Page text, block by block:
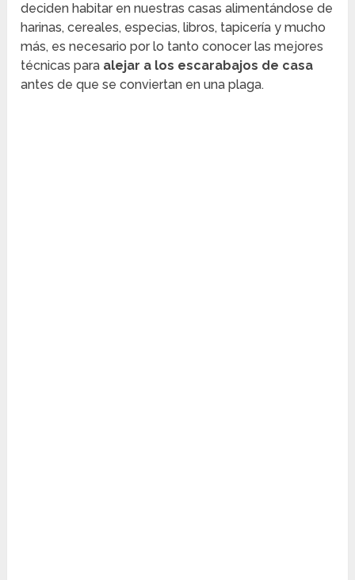
deciden habitar en nuestras casas alimentándose de
harinas, cereales, especias, libros, tapicería y mucho
más, es necesario por lo tanto conocer las mejores
técnicas para alejar a los escarabajos de casa
antes de que se conviertan en una plaga.